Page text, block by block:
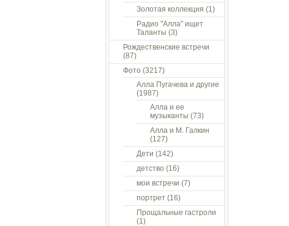
Золотая коллекция (1)
Радио "Алла" ищет
Таланты (3)
Рождественские встречи
(87)
Фото (3217)
Алла Пугачева и другие
(1987)
Алла и ее
музыканты (73)
Алла и М. Галкин
(127)
Дети (142)
детство (16)
мои встречи (7)
портрет(16)
Прощальные гастроли
(1)